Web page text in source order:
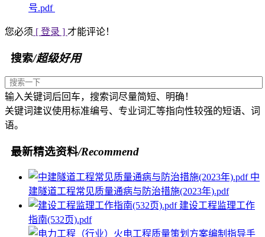
号.pdf
您必须 [ 登录 ] 才能评论！
搜索/超级好用
输入关键词后回车，搜索词尽量简短、明确！
关键词建议使用标准编号、专业词汇等指向性较强的短语、词
语。
最新精选资料/Recommend
中
建隧道工程常见质量通病与防治措施(2023年).pdf
建设工程监理工作
指南(532页).pdf